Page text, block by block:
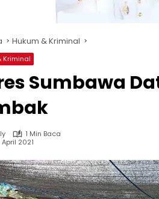
Hukum & Kriminal
Kriminal
Sumbawa
1 Min Baca
April 2021